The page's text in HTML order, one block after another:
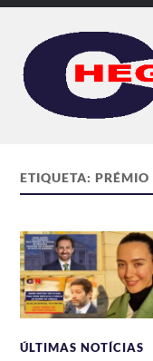
ETIQUETA:
ÚLTIMAS NOTÍCIAS